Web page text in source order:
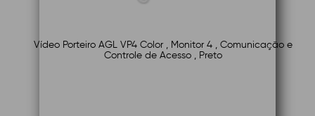
Vídeo Porteiro AGL VP4 Color , Monitor 4 , Comunicação e
Controle de Acesso , Preto